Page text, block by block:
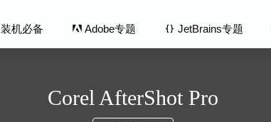
装机必备 Adobe专题 JetBrains专题
Corel AfterShot Pro